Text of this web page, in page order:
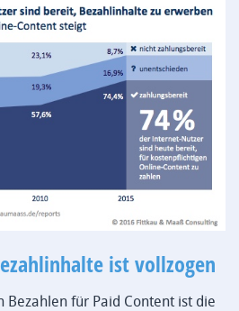
ist vollzogen
Bezahlen für Paid Content ist die